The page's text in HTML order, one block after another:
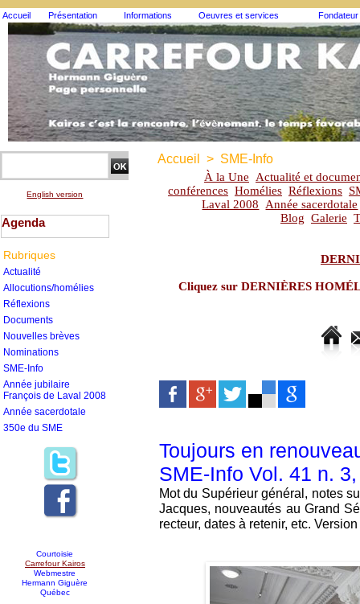
Accueil Présentation Informations Oeuvres et services Fondateur
English version
Agenda
Rubriques
Actualité
Allocutions/homélies
Réflexions
Documents
Nouvelles brèves
Nominations
SME-Info
Année jubilaire
François de Laval 2008
Année sacerdotale
350e du SME
Courtoisie
Carrefour Kairos
Webmestre
Hermann Giguère
Québec
Accueil > SME-Info
À la Une
Actualité et
conférences Homélies Réflexions
Laval 2008
Année sacerdotale
Blog Galerie
Cliquez sur DERNIÈRES
Toujours en
SME-Info Vol. 41 n.
Mot du Supérieur général, notes
Jacques, nouveautés au Grand
recteur, dates à retenir, etc.